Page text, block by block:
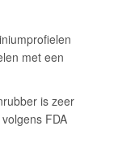
met een
is zeer
FDA